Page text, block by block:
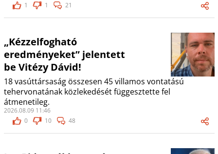
1
1 21
„Kézzelfogható
eredményeket” jelentett
be Vitézy Dávid!
18 vasúttársaság összesen 45 villamos vontatású
tehervonatának közlekedését függesztette fel
átmenetileg.
2026.08.09 11:46
0
10 48